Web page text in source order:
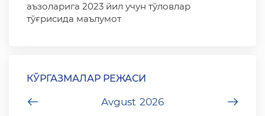
аъзоларига 2023 йил учун тўловлар
тўғрисида маълумот
КЎРГАЗМАЛАР РЕЖАСИ
Avgust 2026